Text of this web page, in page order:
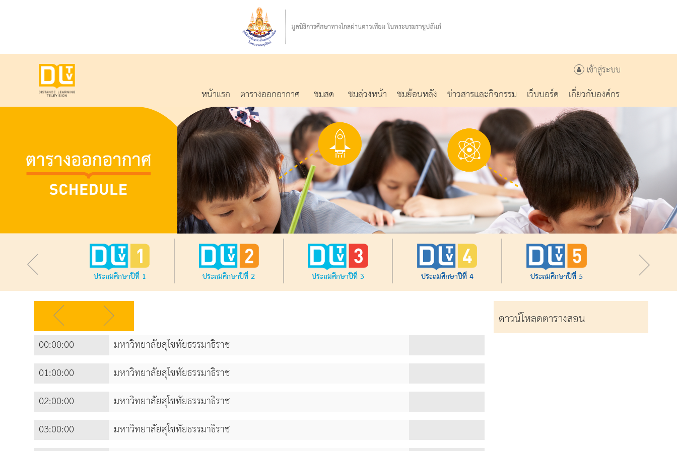
เข้าสู่ระบบ
หน้าแรก ตารางออกอากาศ ชมสด ชมล่วงหน้า ชมย้อนหลัง ข่าวสารและกิจกรรม เว็บบอร์ด เกี่ยวกับองค์กร
ประถมศึกษาปีที่ 1 ประถมศึกษาปีที่ 2 ประถมศึกษาปีที่ 3 ประถมศึกษาปีที่ 4 ประถมศึกษาปีที่ 5
00:00:00
มหาวิทยาลัยสุโขทัยธรรมาธิราช
01:00:00
มหาวิทยาลัยสุโขทัยธรรมาธิราช
02:00:00
มหาวิทยาลัยสุโขทัยธรรมาธิราช
03:00:00
มหาวิทยาลัยสุโขทัยธรรมาธิราช
ดาวน์โหลดตารางสอน